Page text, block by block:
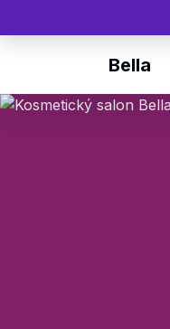
Bella